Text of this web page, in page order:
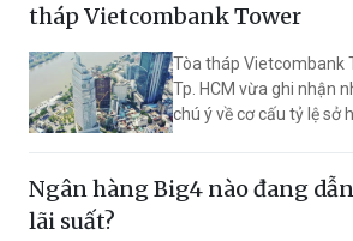
tháp Vietcombank Tower
Tòa tháp Vietcombank
Tp. HCM vừa ghi nhận
chú ý về cơ cấu tỷ lệ sở
Ngân hàng Big4 nào đang
lãi suất?